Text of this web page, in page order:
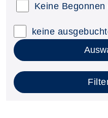
Keine Begonnen
keine